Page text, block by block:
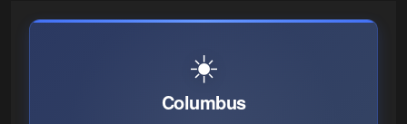
☀️
Columbus